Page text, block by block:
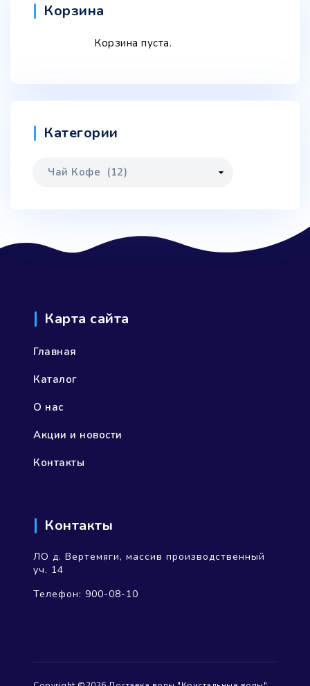
Корзина
Корзина пуста.
Категории
Карта сайта
Главная
Каталог
О нас
Акции и новости
Контакты
Контакты
ЛО д. Вертемяги, массив производственный
уч. 14
Телефон: 900-08-10